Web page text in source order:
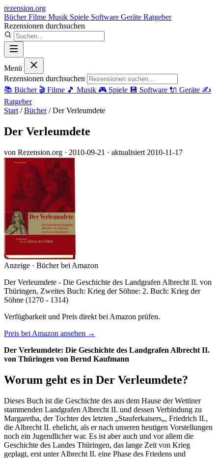
rezension.org
BücherFilme Musik Spiele Software Geräte Ratgeber
Rezensionen durchsuchen
Menü
Rezensionen durchsuchen
📚 Bücher 🎬 Filme 🎵 Musik 🎮 Spiele 💾 Software 🔌 Geräte ✍️
Ratgeber
Start / Bücher / Der Verleumdete
Der Verleumdete
von Rezension.org · 2010-09-21 · aktualisiert 2010-11-17
Anzeige · Bücher bei Amazon
Der Verleumdete - Die Geschichte des Landgrafen Albrecht II. von
Thüringen, Zweites Buch: Krieg der Söhne: 2. Buch: Krieg der
Söhne (1270 - 1314)
Verfügbarkeit und Preis direkt bei Amazon prüfen.
Preis bei Amazon ansehen →
Der Verleumdete: Die Geschichte des Landgrafen Albrecht II.
von Thüringen von Bernd Kaufmann
Worum geht es in Der Verleumdete?
Dieses Buch ist die Geschichte des aus dem Hause der Wettiner
stammenden Landgrafen Albrecht II. und dessen Verbindung zu
Margaretha, der Tochter des letzten „Stauferkaisers„, Friedrich II.,
die Albrecht II. ehelicht, als er nach unseren heutigen Vorstellungen
noch ein Jugendlicher war. Es ist aber auch und vor allem die
Geschichte des Landes Thüringen, das lange Zeit von Krieg
geplagt, erst unter Albrecht II. eine Phase des Friedens und